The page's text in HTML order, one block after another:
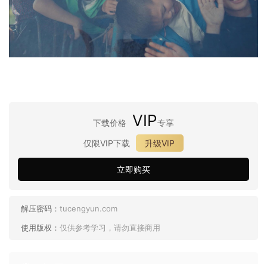
下载价格 VIP专享
仅限VIP下载
升级VIP
立即购买
解压密码： tucengyun.com
使用版权： 仅供参考学习，请勿直接商用